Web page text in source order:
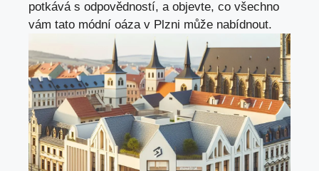
potkává s odpovědností, a objevte, co všechno
vám tato módní oáza v Plzni může nabídnout.